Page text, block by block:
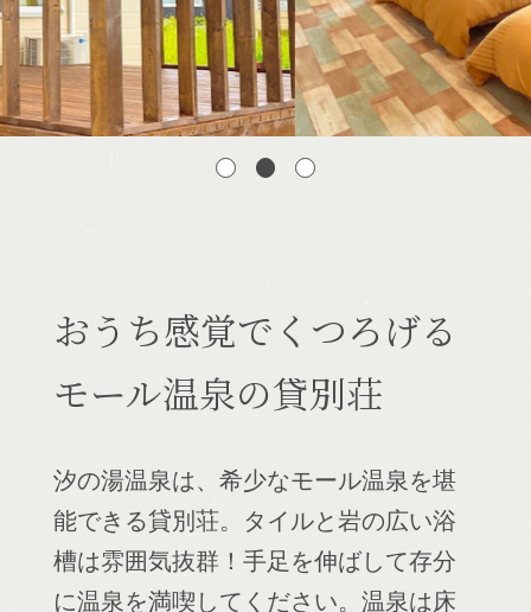
おうち感覚でくつろげる
モール温泉の貸別荘
汐の湯温泉は、希少なモール温泉を堪
能できる貸別荘。タイルと岩の広い浴
槽は雰囲気抜群！手足を伸ばして存分
に温泉を満喫してください。温泉は床